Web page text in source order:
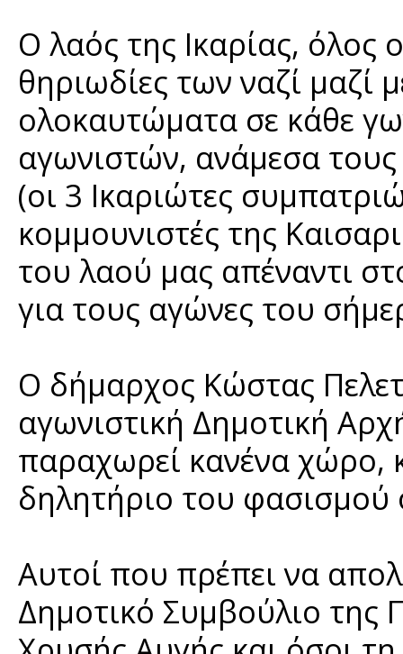
Ο λαός της Ικαρίας, όλος
θηριωδίες των ναζί μαζί
ολοκαυτώματα σε κάθε
αγωνιστών, ανάμεσα
(οι 3 Ικαριώτες
κομμουνιστές της
του λαού μας απέναντι
για τους αγώνες του
Ο δήμαρχος Κώστας
αγωνιστική Δημοτική
παραχωρεί κανένα χώρο,
δηλητήριο του φασισμού
Αυτοί που πρέπει να
Δημοτικό Συμβούλιο της